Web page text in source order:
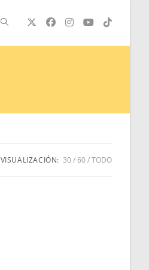
Alternar
de
la
VISUALIZACIÓN: 30 60 TODO